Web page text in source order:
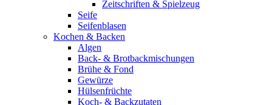
Zeitschriften & Spielzeug
Seife
Seifenblasen
Kochen & Backen
Algen
Back- & Brotbackmischungen
Brühe & Fond
Gewürze
Hülsenfrüchte
Koch- & Backzutaten